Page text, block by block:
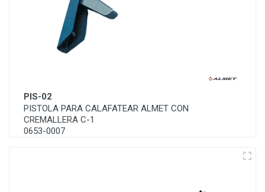
PIS-02
PISTOLA PARA CALAFATEAR ALMET CON
CREMALLERA C-1
0653-0007